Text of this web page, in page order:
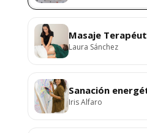
Masaje
Laura Sánchez
Sanación
Iris Alfaro